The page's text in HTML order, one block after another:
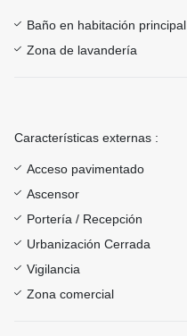
Baño en habitación principal
Zona de lavandería
Características externas :
Acceso pavimentado
Ascensor
Portería / Recepción
Urbanización Cerrada
Vigilancia
Zona comercial